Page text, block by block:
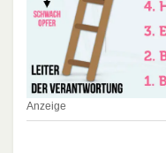
Anzeige